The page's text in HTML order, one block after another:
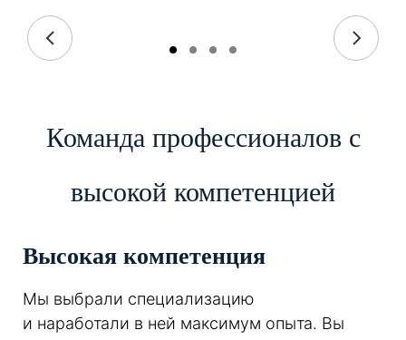
Команда профессионалов с
высокой компетенцией
Высокая компетенция
Мы выбрали специализацию
и наработали в ней максимум опыта. Вы